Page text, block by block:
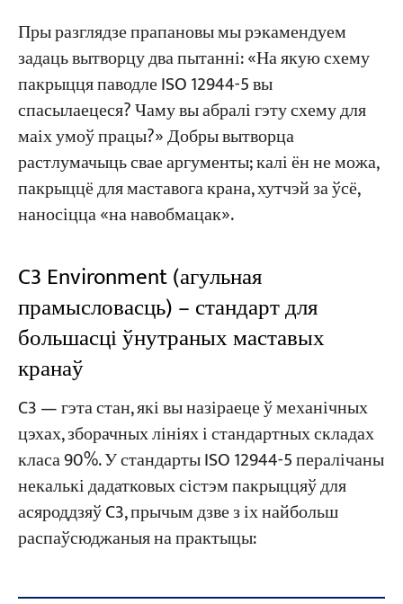
Пры разглядзе прапановы мы рэкамендуем
задаць вытворцу два пытанні: «На якую схему
пакрыцця паводле ISO 12944-5 вы
спасылаецеся? Чаму вы абралі гэту схему для
маіх умоў працы?» Добры вытворца
растлумачыць свае аргументы; калі ён не можа,
пакрыццё для маставога крана, хутчэй за ўсё,
наносіцца «на навобмацак».
C3 Environment (агульная
прамысловасць) – стандарт для
большасці ўнутраных маставых
кранаў
C3 — гэта стан, які вы назіраеце ў механічных
цэхах, зборачных лініях і стандартных складах
класа 90%. У стандарты ISO 12944-5 пералічаны
некалькі дадатковых сістэм пакрыццяў для
асяроддзяў C3, прычым дзве з іх найбольш
распаўсюджаныя на практыцы: